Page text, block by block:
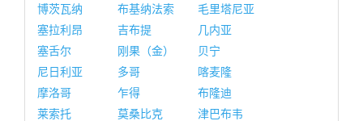
博茨瓦纳
布基纳法索
毛里塔尼亚
塞拉利昂
吉布提
几内亚
塞舌尔
刚果（金）
贝宁
尼日利亚
多哥
喀麦隆
摩洛哥
乍得
布隆迪
莱索托
莫桑比克
津巴布韦